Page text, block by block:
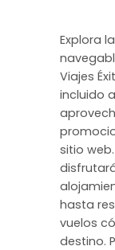
Explora
Viajes
incluido
sitio
hasta
vuelos
destino.